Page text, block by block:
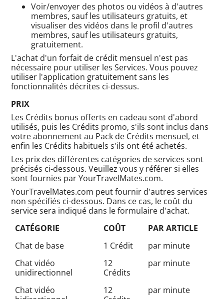
Voir/envoyer des photos ou vidéos à d'autres
membres, sauf les utilisateurs gratuits, et
visualiser des vidéos dans le profil d'autres
membres, sauf les utilisateurs gratuits,
gratuitement.
L'achat d'un forfait de crédit mensuel n'est pas
nécessaire pour utiliser les Services. Vous pouvez
utiliser l'application gratuitement sans les
fonctionnalités décrites ci-dessus.
PRIX
Les Crédits bonus offerts en cadeau sont d'abord
utilisés, puis les Crédits promo, s'ils sont inclus dans
votre abonnement au Pack de Crédits mensuel, et
enfin les Crédits habituels s'ils ont été achetés.
Les prix des différentes catégories de services sont
précisés ci-dessous. Veuillez vous y référer si elles
sont fournies par YourTravelMates.com.
YourTravelMates.com peut fournir d'autres services
non spécifiés ci-dessous. Dans ce cas, le coût du
service sera indiqué dans le formulaire d'achat.
CATÉGORIE
COÛT
PAR ARTICLE
Chat de base
1 Crédit
par minute
Chat vidéo
unidirectionnel
12
Crédits
par minute
Chat vidéo
12
par minute